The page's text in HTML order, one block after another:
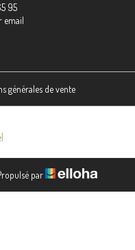
95
email
générales de vente
par